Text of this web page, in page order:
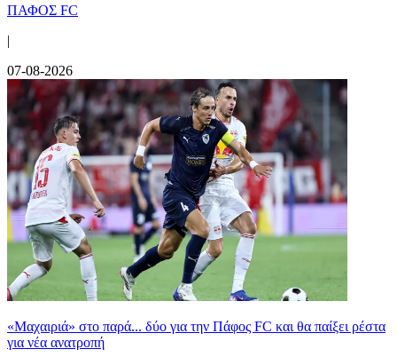
ΠΑΦΟΣ FC
|
07-08-2026
«Μαχαιριά» στο παρά... δύο για την Πάφος FC και θα παίξει ρέστα
για νέα ανατροπή